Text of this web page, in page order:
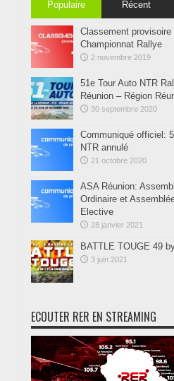
Populaire Récent
Classement provisoire
Championnat Rallye
2 novembre 2019
51e Tour Auto NTR
Réunion – Région
30 septembre 2020
Communiqué officiel:
NTR annulé
21 octobre 2020
ASA Réunion:
Ordinaire et
Elective
28 janvier 2021
BATTLE TOUGE 49
3 juin 2021
ECOUTER RER EN STREAMING